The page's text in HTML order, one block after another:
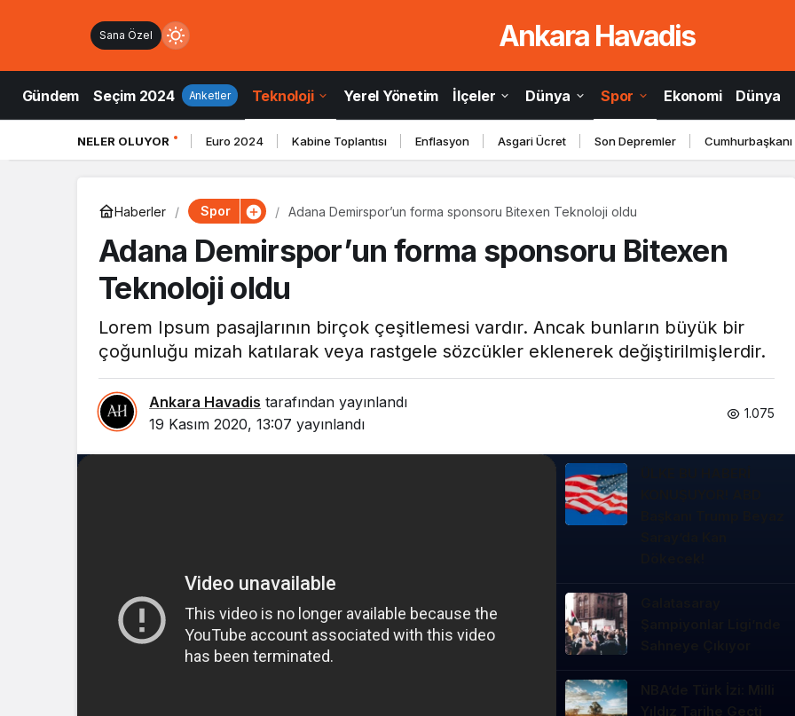
Sana Özel
Mod
Modu
Ankara Havadis
Gündem Seçim 2024 Anketler Teknoloji Yerel Yönetim İlçeler Dünya Spor Ekonomi Dünya
NELER OLUYOR Euro 2024 Kabine Toplantısı Enflasyon Asgari Ücret Son Depremler
Haberler Spor Adana Demirspor’un forma sponsoru Bitexen Teknoloji oldu
Adana Demirspor’un forma sponsoru Bitexen
Teknoloji oldu
Lorem Ipsum pasajlarının birçok çeşitlemesi vardır. Ancak bunların büyük bir
çoğunluğu mizah katılarak veya rastgele sözcükler eklenerek değiştirilmişlerdir.
Ankara Havadis tarafından yayınlandı
19 Kasım 2020, 13:07 yayınlandı
1.075